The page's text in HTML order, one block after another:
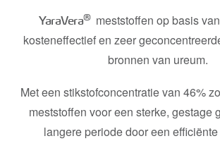
YaraVera®meststoffen op basis
kosteneffectief en zeer
bronnen van ureum.
Met een stikstofconcentratie van 46%
meststoffen voor een sterke, gestage
langere periode door een